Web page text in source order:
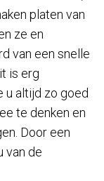
platen van
ze en
van een snelle
is erg
u altijd zo goed
te denken en
Door een
van de